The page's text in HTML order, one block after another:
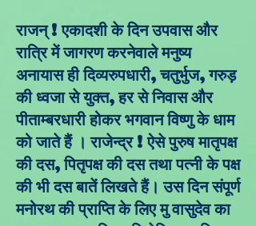
राजन् ! एकादशी के दिन उपवास और
रात्रि में जागरण करनेवाले मनुष्य
अनायास ही दिव्यरुपधारी, चतुर्भुज, गरुड़
की ध्वजा से युक्त, हर से निवास और
पीताम्बरधारी होकर भगवान विष्णु के धाम
को जाते हैं । राजेन्द्र ! ऐसे पुरुष मातृपक्ष
की दस, पितृपक्ष की दस तथा पत्नी के पक्ष
की भी दस बातें लिखते हैं। उस दिन संपूर्ण
मनोरथ की प्राप्ति के लिए मु वासुदेव का